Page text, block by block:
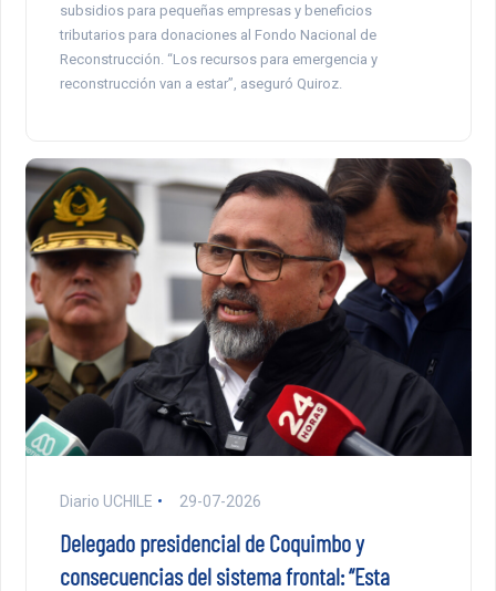
subsidios para pequeñas empresas y beneficios
tributarios para donaciones al Fondo Nacional de
Reconstrucción. “Los recursos para emergencia y
reconstrucción van a estar”, aseguró Quiroz.
Diario UCHILE 29-07-2026
Delegado presidencial de Coquimbo y
consecuencias del sistema frontal: “Esta